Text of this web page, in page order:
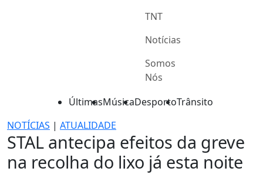
TNT
Notícias
Somos
Nós
ÚltimasMúsicaDesportoTrânsito
NOTÍCIAS | ATUALIDADE
STAL antecipa efeitos da greve
na recolha do lixo já esta noite